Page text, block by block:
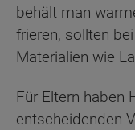
behält man
frieren, sollten
Materialien wie
Für Eltern haben
entscheidenden